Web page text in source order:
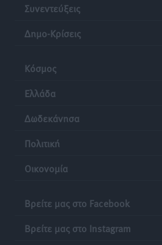
Συνεντεύξεις
Δημο-Κρίσεις
Κόσμος
Ελλάδα
Δωδεκάνησα
Πολιτική
Οικονομία
Βρείτε μας στο Facebook
Βρείτε μας στο Instagram